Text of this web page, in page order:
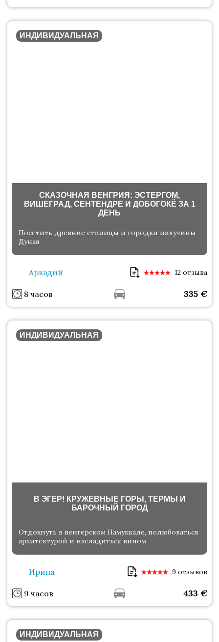
ИНДИВИДУАЛЬНАЯ
СКАЗОЧНАЯ ВЕНГРИЯ: ЭСТЕРГОМ,
ВИШЕГРАД, СЕНТЕНДРЕ И ДОБОГОКЁ ЗА 1
ДЕНЬ
Посетить древние столицы и городки излучины
Дуная
Аркадий 12 отзыва
8 часов 335 €
ИНДИВИДУАЛЬНАЯ
В ЭГЕР! КРУЖЕВНЫЕ ГОРЫ, ТЕРМЫ И
БАРОЧНЫЙ ГОРОД
Отдохнуть в венгерском Памуккале, полюбоваться
архитектурой и насладиться вином
Ирина 9 отзывов
9 часов 433 €
ИНДИВИДУАЛЬНАЯ